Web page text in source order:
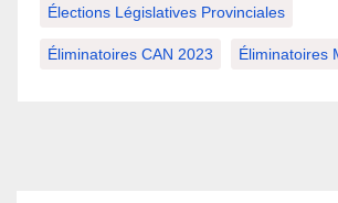
Élections Législatives Provinciales
Éliminatoires CAN 2023 Éliminatoires